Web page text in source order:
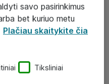
savo pasirinkimus
bet kuriuo metu
Plačiau skaitykite čia
Tiksliniai